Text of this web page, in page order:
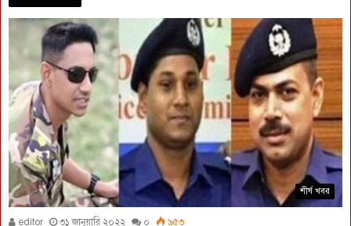
শীর্ষ খবর
editor ৩১ জানুয়ারি ২০২২ ০ ৯৫৩